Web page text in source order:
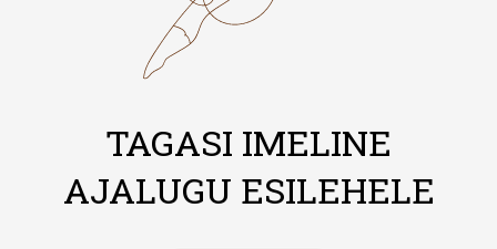
TAGASI IMELINE
AJALUGU ESILEHELE